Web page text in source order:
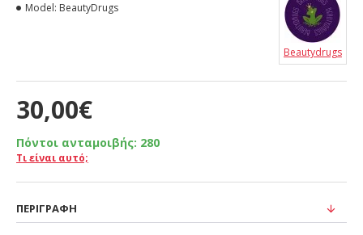
30,00€
Πόντοι ανταμοιβής: 280
Τι είναι αυτό;
Model: BeautyDrugs
Beautydrugs
ΠΕΡΙΓΡΑΦΉ